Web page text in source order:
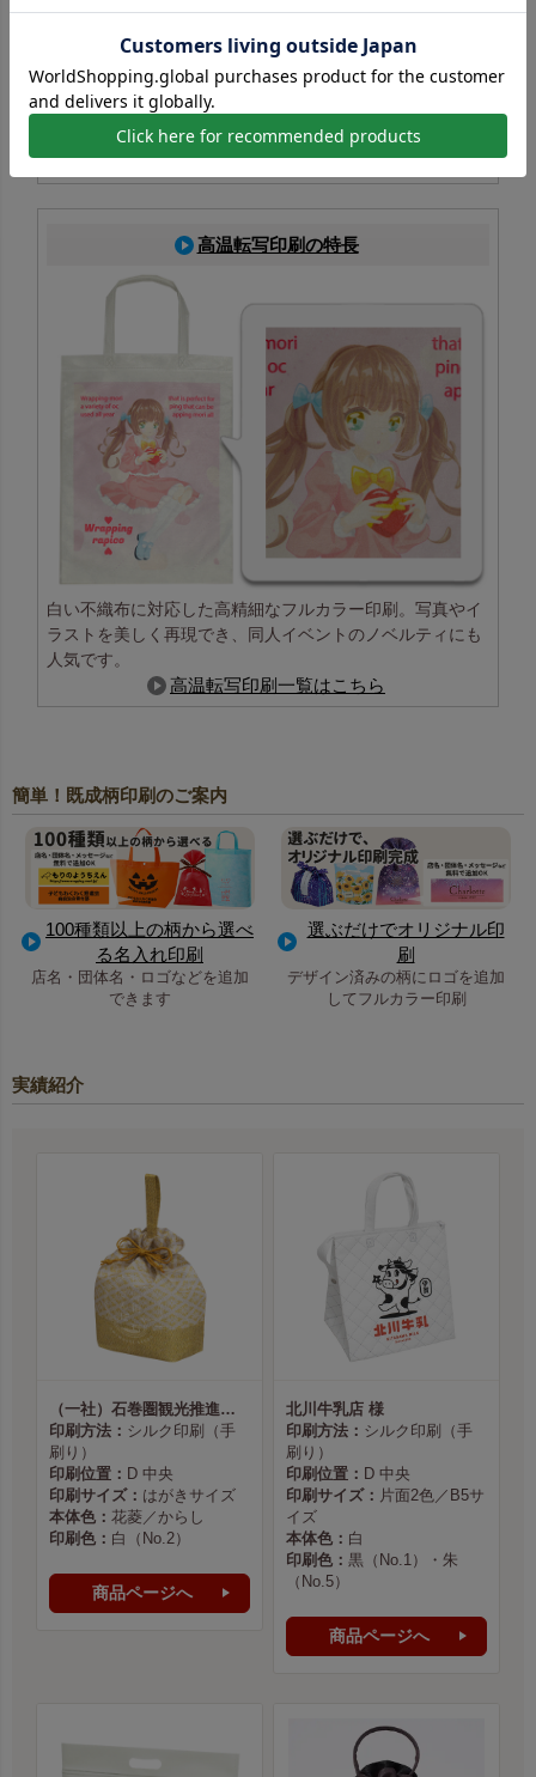
PP不織布に対応した印刷方法で、生地色を活かしたフルカ
ラー表現が可能。写真やイラストも鮮やかに再現でき、イ
ベント配布にも最適
コピー転写印刷一覧はこちら
高温転写印刷の特長
白い不織布に対応した高精細なフルカラー印刷。写真やイ
ラストを美しく再現でき、同人イベントのノベルティにも
人気です。
高温転写印刷一覧はこちら
簡単！既成柄印刷のご案内
100種類以上の柄から選べ
る名入れ印刷
店名・団体名・ロゴなどを追加
できます
選ぶだけでオリジナル印
刷
デザイン済みの柄にロゴを追加
してフルカラー印刷
実績紹介
（一社）石巻圏観光推進機構様
印刷方法： シルク印刷（手
刷り）
印刷位置： D 中央
印刷サイズ： はがきサイズ
本体色： 花菱／からし
印刷色： 白（No.2）
商品ページへ
北川牛乳店 様
印刷方法： シルク印刷（手
刷り）
印刷位置： D 中央
印刷サイズ： 片面2色／B5サ
イズ
本体色： 白
印刷色： 黒（No.1）・朱
（No.5）
商品ページへ